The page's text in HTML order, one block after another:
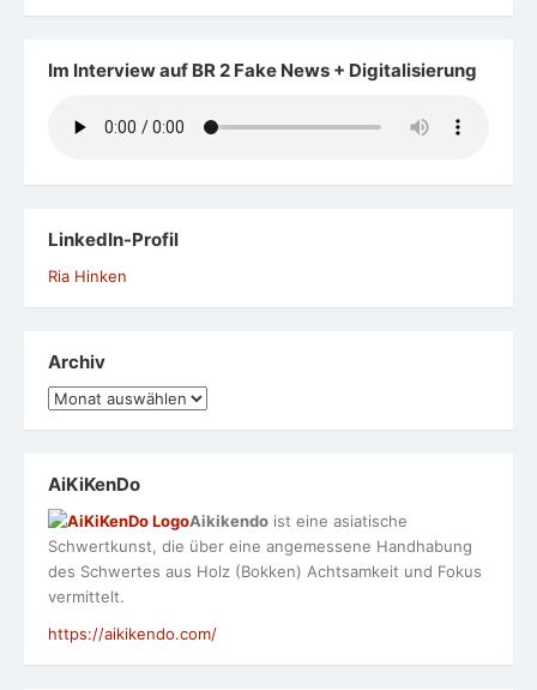
Im Interview auf BR 2 Fake News + Digitalisierung
LinkedIn-Profil
Ria Hinken
Archiv
Archiv
AiKiKenDo
Aikikendo ist eine asiatische
Schwertkunst, die über eine angemessene Handhabung
des Schwertes aus Holz (Bokken) Achtsamkeit und Fokus
vermittelt.
https://aikikendo.com/